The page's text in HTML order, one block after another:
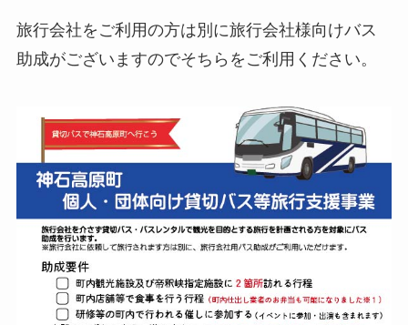
旅行会社をご利用の方は別に旅行会社様向けバス
助成がございますのでそちらをご利用ください。